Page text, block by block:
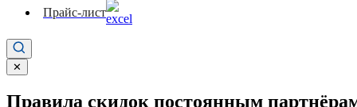
Прайс-лист
✕
Правила скидок постоянным